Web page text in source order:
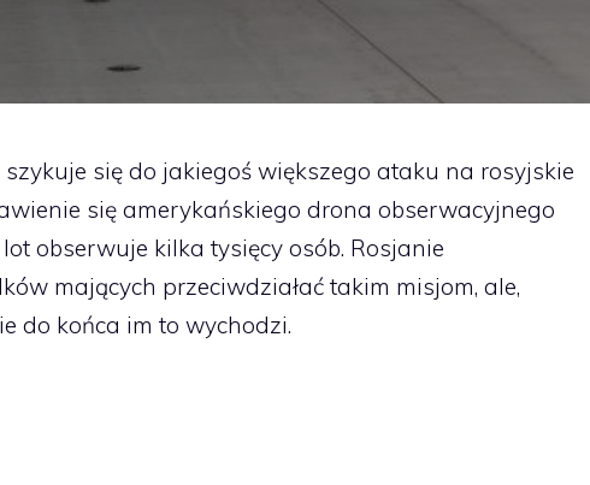
się do jakiegoś większego ataku na rosyjskie
się amerykańskiego drona obserwacyjnego
obserwuje kilka tysięcy osób. Rosjanie
mających przeciwdziałać takim misjom, ale,
do końca im to wychodzi.